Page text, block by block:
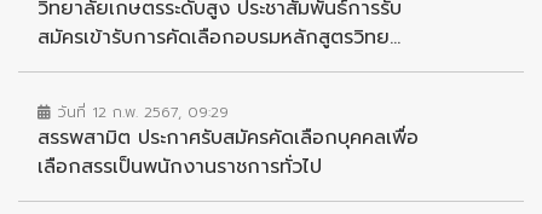
วิทยาลัยเกษตรระดับสูง ประชาสัมพันธ์การรับ
สมัครเข้ารับการคัดเลือกอบรมหลักสูตรวิทย...
วันที่ 12 ก.พ. 2567, 09:29
สรรพสามิต ประกาศรับสมัครคัดเลือกบุคคลเพื่อ
เลือกสรรเป็นพนักงานราชการทั่วไป